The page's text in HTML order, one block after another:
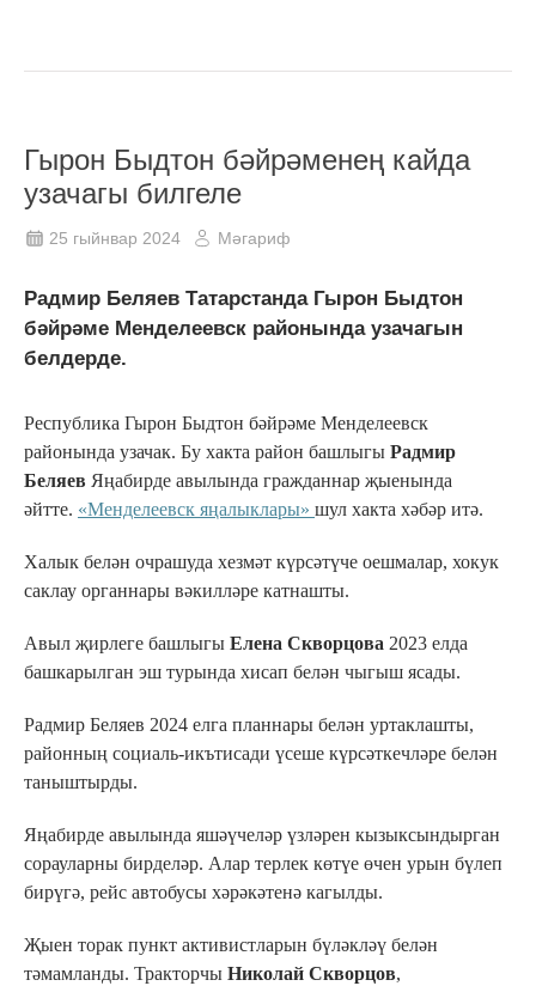
Гырон Быдтон бәйрәменең кайда
узачагы билгеле
25 гыйнвар 2024 Мәгариф
Радмир Беляев Татарстанда Гырон Быдтон
бәйрәме Менделеевск районында узачагын
белдерде.
Республика Гырон Быдтон бәйрәме Менделеевск
районында узачак. Бу хакта район башлыгы Радмир
Беляев Яңабирде авылында гражданнар җыенында
әйтте. «Менделеевск яңалыклары» шул хакта хәбәр итә.
Халык белән очрашуда хезмәт күрсәтүче оешмалар, хокук
саклау органнары вәкилләре катнашты.
Авыл җирлеге башлыгы Елена Скворцова 2023 елда
башкарылган эш турында хисап белән чыгыш ясады.
Радмир Беляев 2024 елга планнары белән уртаклашты,
районның социаль-икътисади үсеше күрсәткечләре белән
таныштырды.
Яңабирде авылында яшәүчеләр үзләрен кызыксындырган
сорауларны бирделәр. Алар терлек көтүе өчен урын бүлеп
бирүгә, рейс автобусы хәрәкәтенә кагылды.
Җыен торак пункт активистларын бүләкләү белән
тәмамланды. Тракторчы Николай Скворцов,